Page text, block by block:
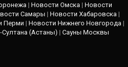
| Новости Омска | Новости
Самары | Новости Хабаровска |
Перми | Новости Нижнего Новгорода |
(Астаны) | Сауны Москвы